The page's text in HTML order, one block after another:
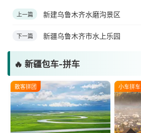
上一篇 新建乌鲁木齐水磨沟景区
下一篇 新疆乌鲁木齐市水上乐园
🔥 新疆包车-拼车
散客拼团 小车拼车